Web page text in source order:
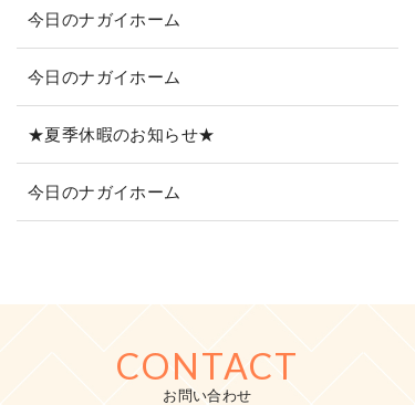
今日のナガイホーム
今日のナガイホーム
★夏季休暇のお知らせ★
今日のナガイホーム
CONTACT
お問い合わせ